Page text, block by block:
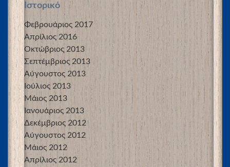
Ιστορικό
Φεβρουάριος 2017
Απρίλιος 2016
Οκτώβριος 2013
Σεπτέμβριος 2013
Αύγουστος 2013
Ιούλιος 2013
Μάιος 2013
Ιανουάριος 2013
Δεκέμβριος 2012
Αύγουστος 2012
Μάιος 2012
Απρίλιος 2012